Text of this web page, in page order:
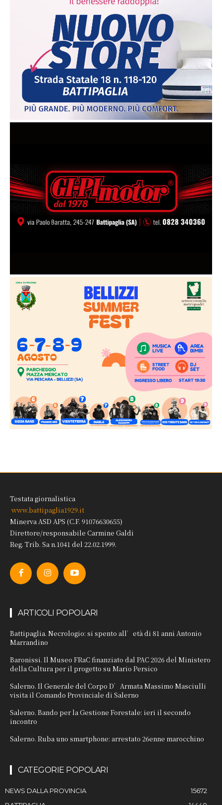
Testata giornalistica
www.battipaglia1929.it
Minerva ASD APS (C.F. 91076630655)
Direttore/responsabile Carmine Galdi
Reg. Trib. Sa n.1041 del 22.02.1999.
ARTICOLI POPOLARI
Battipaglia. Necrologio: si spento all’età di 81 anni Antonio
Marrandino
Baronissi. Il Museo FRaC finanziato dal PAC 2026 del Ministero
della Cultura per il progetto su Mario Persico
Salerno. Il Generale del Corpo D’Armata Massimo Masciulli
visita il Comando Provinciale di Salerno
Salerno. Bando per la Gestione Forestale: ieri il secondo
incontro
Salerno. Ruba uno smartphone: arrestato 26enne marocchino
CATEGORIE POPOLARI
NEWS DALLA PROVINCIA
15672